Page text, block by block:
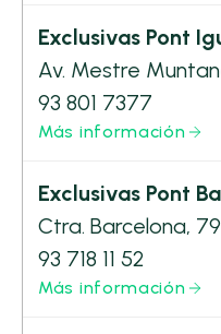
Exclusivas Pont
Av. Mestre
93 801 7377
Más información
Exclusivas Pont
Ctra. Barcelona, 79
93 718 11 52
Más información